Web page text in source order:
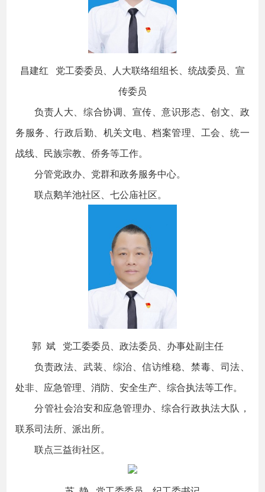
昌建红 党工委委员、人大联络组组长、统战委员、宣
传委员
负责人大、综合协调、宣传、意识形态、创文、政
务服务、行政后勤、机关文电、档案管理、工会、统一
战线、民族宗教、侨务等工作。
分管党政办、党群和政务服务中心。
联点鹅羊池社区、七公庙社区。
郭 斌 党工委委员、政法委员、办事处副主任
负责政法、武装、综治、信访维稳、禁毒、司法、
处非、应急管理、消防、安全生产、综合执法等工作。
分管社会治安和应急管理办、综合行政执法大队，
联系司法所、派出所。
联点三益街社区。